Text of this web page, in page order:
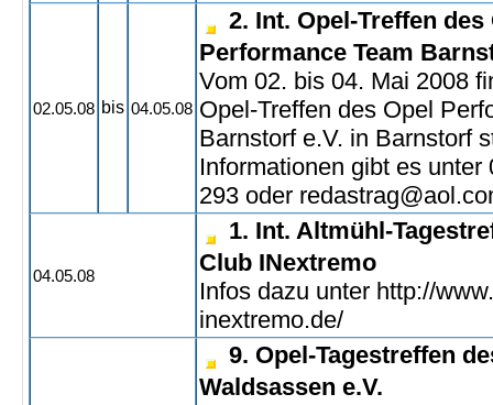
02.05.08 bis 04.05.08
2. Int. Opel-Treffen des
Performance Team
Vom 02. bis 04. Mai 2008
Opel-Treffen des Opel
Barnstorf e.V. in Barnstorf
Informationen gibt es unter
293 oder
04.05.08
1. Int. Altmühl-
Club INextremo
Infos dazu unter http://
inextremo.de/
9. Opel-Tagestreffen
Waldsassen e.V.